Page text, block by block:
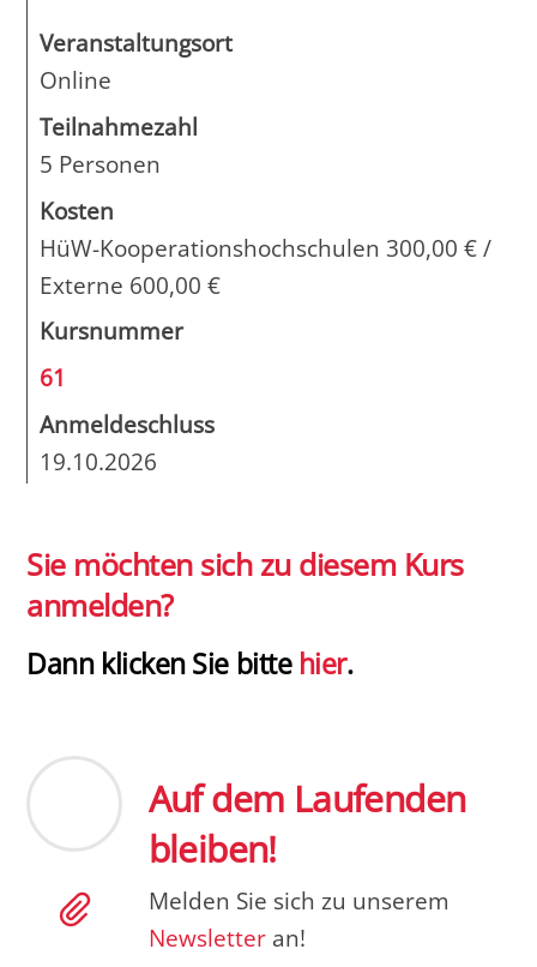
Veranstaltungsort
Online
Teilnahmezahl
5 Personen
Kosten
HüW-Kooperationshochschulen 300,00 € /
Externe 600,00 €
Kursnummer
61
Anmeldeschluss
19.10.2026
Sie möchten sich zu diesem Kurs
anmelden?
Dann klicken Sie bitte hier.
Auf dem Laufenden
bleiben!
Melden Sie sich zu unserem
Newsletteran!